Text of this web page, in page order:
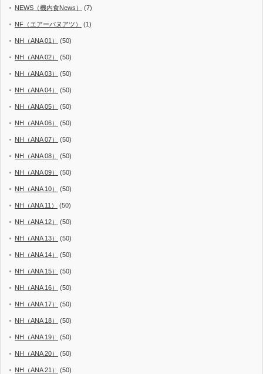
NEWS（機内食News） (7)
NF（エアーバヌアツ） (1)
NH（ANA 01） (50)
NH（ANA 02） (50)
NH（ANA 03） (50)
NH（ANA 04） (50)
NH（ANA 05） (50)
NH（ANA 06） (50)
NH（ANA 07） (50)
NH（ANA 08） (50)
NH（ANA 09） (50)
NH（ANA 10） (50)
NH（ANA 11） (50)
NH（ANA 12） (50)
NH（ANA 13） (50)
NH（ANA 14） (50)
NH（ANA 15） (50)
NH（ANA 16） (50)
NH（ANA 17） (50)
NH（ANA 18） (50)
NH（ANA 19） (50)
NH（ANA 20） (50)
NH（ANA 21） (50)